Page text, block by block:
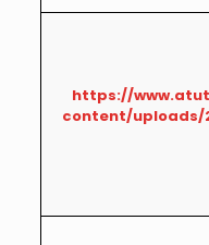
https://
content/uploads/